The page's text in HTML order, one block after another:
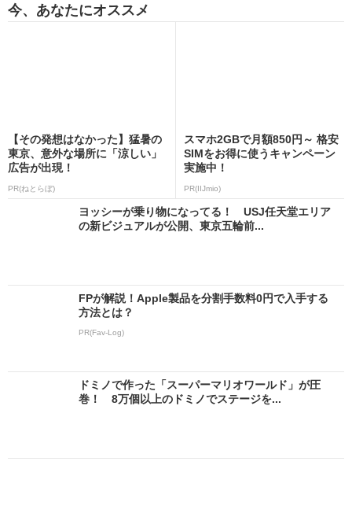
今、あなたにオススメ
【その発想はなかった】猛暑の
東京、意外な場所に「涼しい」
広告が出現！
PR(ねとらぼ)
スマホ2GBで月額850円～ 格安
SIMをお得に使うキャンペーン
実施中！
PR(IIJmio)
ヨッシーが乗り物になってる！ USJ任天堂エリア
の新ビジュアルが公開、東京五輪前...
FPが解説！Apple製品を分割手数料0円で入手する
方法とは？
PR(Fav-Log)
ドミノで作った「スーパーマリオワールド」が圧
巻！ 8万個以上のドミノでステージを...